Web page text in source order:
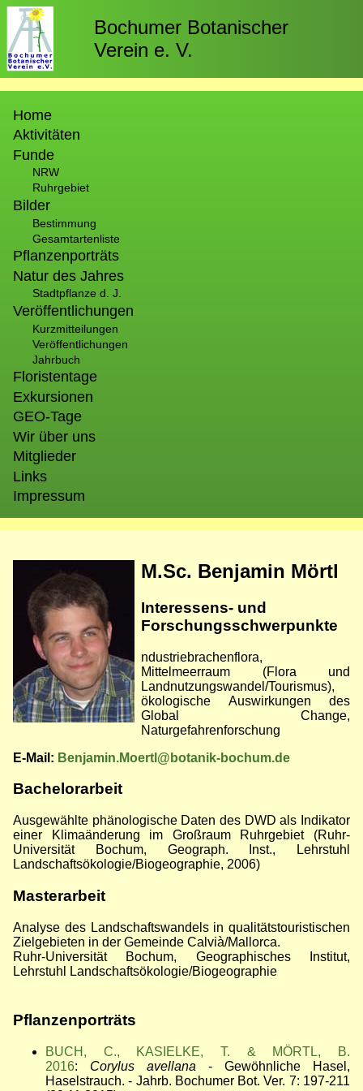
Direkt
zum
Inhalt
Bochumer Botanischer
Verein e. V.
Home
Aktivitäten
Funde
NRW
Ruhrgebiet
Bilder
Bestimmung
Gesamtartenliste
Pflanzenporträts
Natur des Jahres
Stadtpflanze d. J.
Veröffentlichungen
Kurzmitteilungen
Veröffentlichungen
Jahrbuch
Floristentage
Exkursionen
GEO-Tage
Wir über uns
Mitglieder
Links
Impressum
M.Sc. Benjamin Mörtl
Interessens- und
Forschungsschwerpunkte
ndustriebrachenflora,
Mittelmeerraum (Flora und
Landnutzungswandel/Tourismus),
ökologische Auswirkungen des
Global Change,
Naturgefahrenforschung
E-Mail: Benjamin.Moertl@botanik-bochum.de
Bachelorarbeit
Ausgewählte phänologische Daten des DWD als Indikator
einer Klimaänderung im Großraum Ruhrgebiet (Ruhr-
Universität Bochum, Geograph. Inst., Lehrstuhl
Landschaftsökologie/Biogeographie, 2006)
Masterarbeit
Analyse des Landschaftswandels in qualitätstouristischen
Zielgebieten in der Gemeinde Calvià/Mallorca.
Ruhr-Universität Bochum, Geographisches Institut,
Lehrstuhl Landschaftsökologie/Biogeographie
Pflanzenporträts
BUCH, C., KASIELKE, T. & MÖRTL, B.
2016: Corylus avellana - Gewöhnliche Hasel,
Haselstrauch. - Jahrb. Bochumer Bot. Ver. 7: 197-211